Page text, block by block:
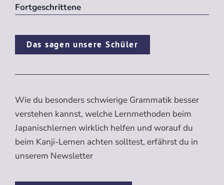
Fortgeschrittene
Das sagen unsere Schüler
Wie du besonders schwierige Grammatik besser
verstehen kannst, welche Lernmethoden beim
Japanischlernen wirklich helfen und worauf du
beim Kanji-Lernen achten solltest, erfährst du in
unserem Newsletter